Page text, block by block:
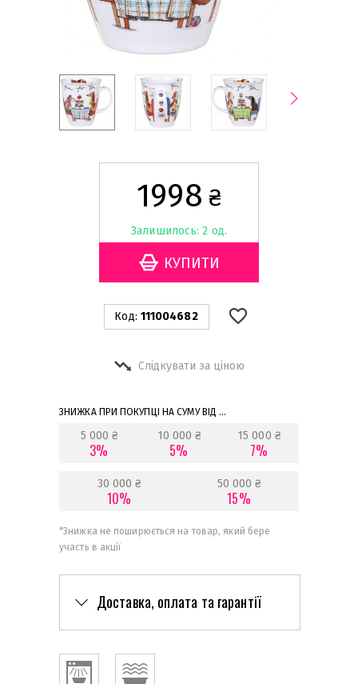
1998 ₴
Залишилось: 2 од.
Код: 111004682
Слідкувати за ціною
ЗНИЖКА ПРИ ПОКУПЦІ НА СУМУ ВІД ...
5 000 ₴
3%
10 000 ₴
5%
15 000 ₴
7%
30 000 ₴
10%
50 000 ₴
15%
*Знижка не поширюється на товар, який бере
участь в акції
Доставка, оплата та гарантії